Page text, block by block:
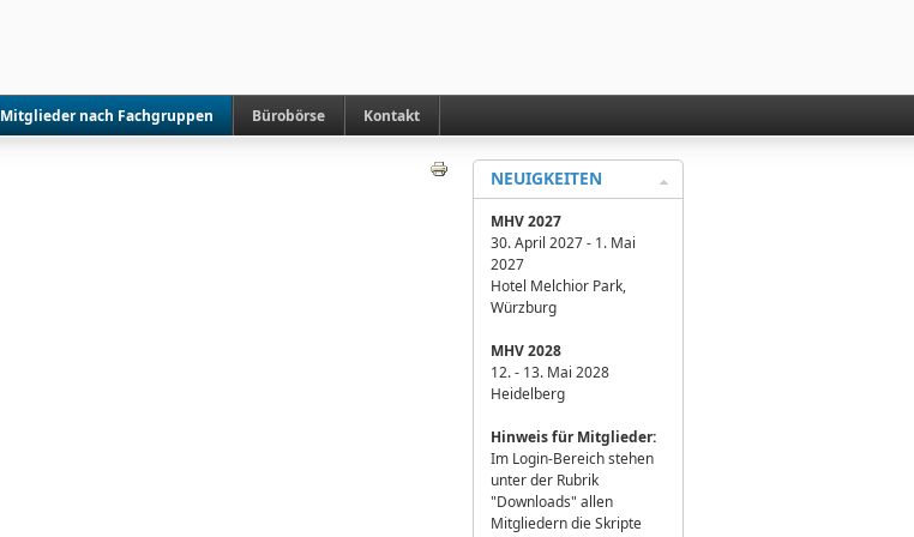
Mitglieder nach Fachgruppen Bürobörse Kontakt
NEUIGKEITEN
MHV 2027
30. April 2027 - 1. Mai
2027
Hotel Melchior Park,
Würzburg
MHV 2028
12. - 13. Mai 2028
Heidelberg
Hinweis für Mitglieder:
Im Login-Bereich stehen
unter der Rubrik
"Downloads" allen
Mitgliedern die Skripte